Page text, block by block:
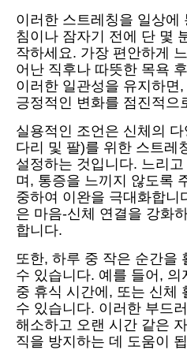
이러한 스트레칭을 일상에
침이나 잠자기 전에 단 몇
작하세요. 가장 편안하게
어난 직후나 따뜻한 목욕
이러한 일관성을 유지하면
긍정적인 변화를 점진적으
실용적인 조언은 신체의
다리 및 팔)를 위한 스트레
설정하는 것입니다. 느리
며, 통증을 느끼지 않도록
중하여 이완을 극대화합니
은 마음-신체 연결을 강화
합니다.
또한, 하루 중 작은 순간을
수 있습니다. 예를 들어,
중 휴식 시간에, 또는 신체
수 있습니다. 이러한 부드
해소하고 오랜 시간 같은
직을 방지하는 데 도움이